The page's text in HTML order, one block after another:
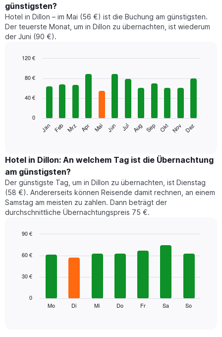
günstigsten?
Hotel in Dillon – im Mai (56 €) ist die Buchung am günstigsten.
Der teuerste Monat, um in Dillon zu übernachten, ist wiederum
der Juni (90 €).
chart
bars.
folgende
den
durchschnittlichen
Zimmerpreis
im
jeweiligen
Monat
an.
Diagramm
die
Monate
graphic.
Jan Feb Mrz Apr Mai Jun Jul Aug Sep Okt Nov Dez
0
40 €
80 €
120 €
Hotel in Dillon: An welchem Tag ist die Übernachtung
am günstigsten?
Der günstigste Tag, um in Dillon zu übernachten, ist Dienstag
(58 €). Andererseits können Reisende damit rechnen, an einem
Samstag am meisten zu zahlen. Dann beträgt der
durchschnittliche Übernachtungspreis 75 €.
chart
bars.
Das
folgendeMo Di Mi Do Fr Sa So
0
30 €
60 €
90 €